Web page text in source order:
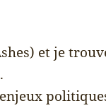
et je